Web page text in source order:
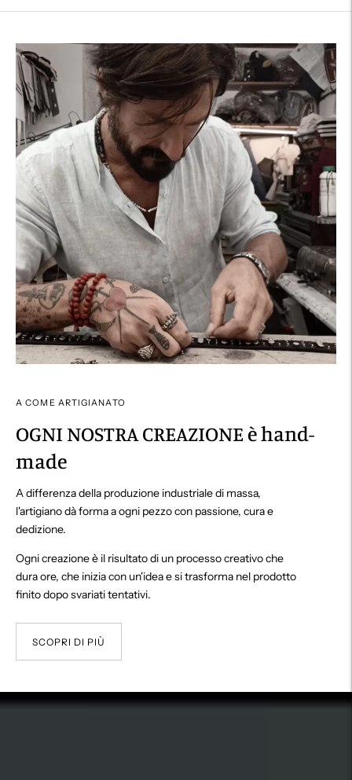
A COME ARTIGIANATO
OGNI NOSTRA CREAZIONE è hand-
made
A differenza della produzione industriale di massa,
l'artigiano dà forma a ogni pezzo con passione, cura e
dedizione.
Ogni creazione è il risultato di un processo creativo che
dura ore, che inizia con un'idea e si trasforma nel prodotto
finito dopo svariati tentativi.
SCOPRI DI PIÙ